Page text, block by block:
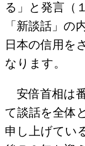
る」と発言（
「新談話」の
日本の信用を
なります。
安倍首相は
て談話を全体
申し上げてい